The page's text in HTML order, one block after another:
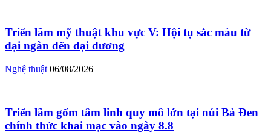
Triển lãm mỹ thuật khu vực V: Hội tụ sắc màu từ
đại ngàn đến đại dương
Nghệ thuật 06/08/2026
Triển lãm gốm tâm linh quy mô lớn tại núi Bà Đen
chính thức khai mạc vào ngày 8.8